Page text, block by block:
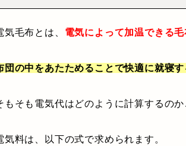
気毛布とは、 電気によって加温できる
団の中をあたためることで快適に就寝
もそも電気代はどのように計算するの
気料は、以下の式で求められます。